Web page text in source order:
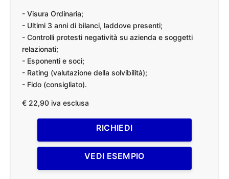
- Visura Ordinaria;
- Ultimi 3 anni di bilanci, laddove presenti;
- Controlli protesti negatività su azienda e soggetti
relazionati;
- Esponenti e soci;
- Rating (valutazione della solvibilità);
- Fido (consigliato).
€ 22,90 iva esclusa
RICHIEDI
VEDI ESEMPIO